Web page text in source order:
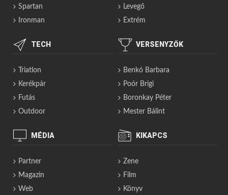
Spartan
Ironman
Levegő
Extrém
TECH
Triatlon
Kerékpár
Futás
Outdoor
VERSENYZŐK
Benkó Barbara
Poór Brigi
Boronkay Péter
Mester Bálint
MÉDIA
Partner
Magazin
Web
KIKAPCS
Zene
Film
Könyv